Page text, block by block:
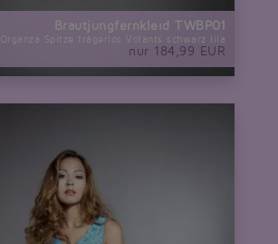
Brautjungfernkleid TWBP01
Organza Spitze trägerlos Volants schwarz lila
nur 184,99 EUR